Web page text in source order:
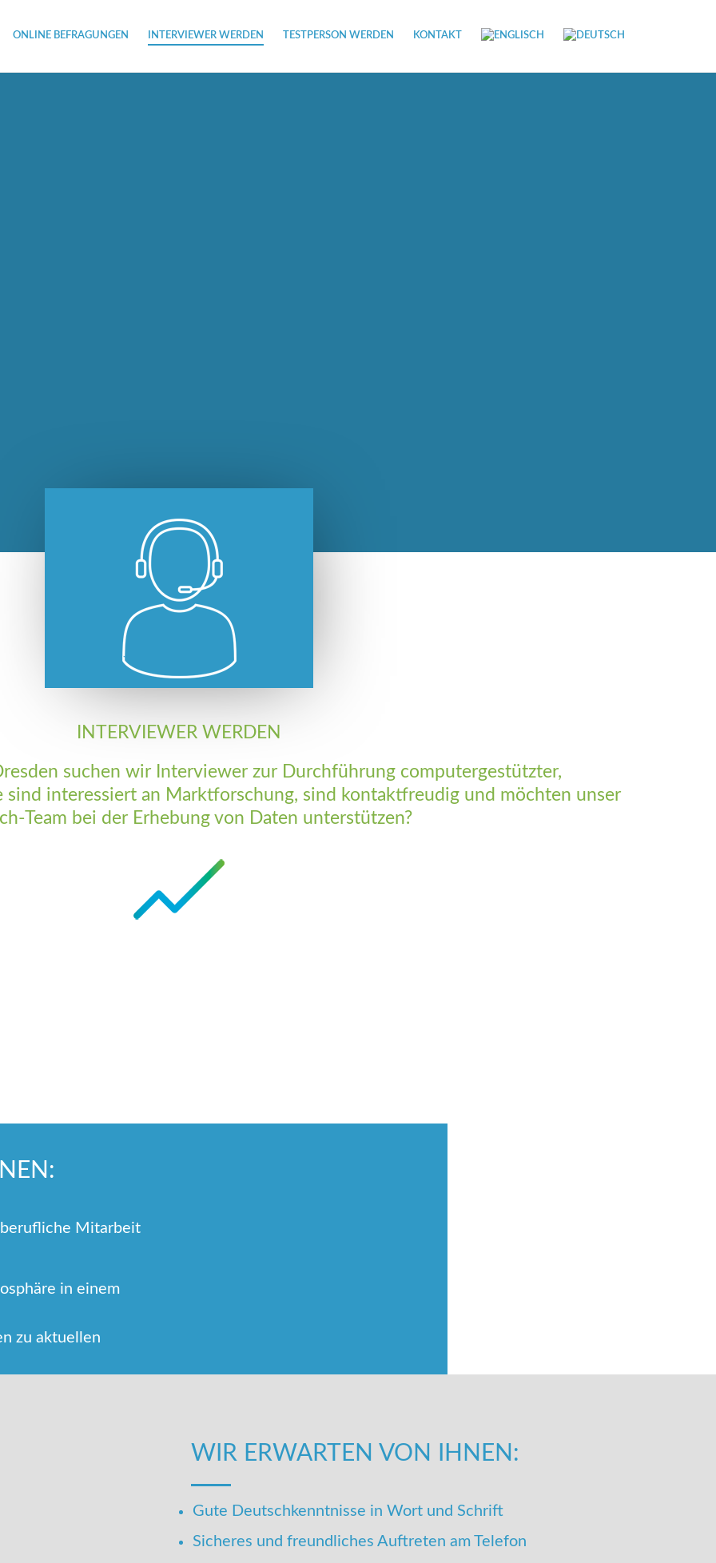
ONLINE BEFRAGUNGEN INTERVIEWER WERDEN TESTPERSON WERDEN KONTAKT
INTERVIEWER WERDEN
suchen wir Interviewer zur Durchführung computergestützter,
sind interessiert an Marktforschung, sind kontaktfreudig und möchten unser
Team bei der Erhebung von Daten unterstützen?
Mitarbeit
in einem
zu aktuellen
regelmäßige
WIR ERWARTEN VON IHNEN:
Gute Deutschkenntnisse in Wort und Schrift
Sicheres und freundliches Auftreten am Telefon